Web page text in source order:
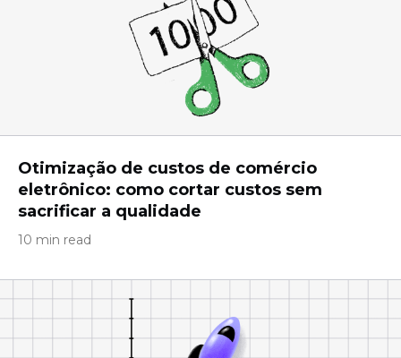
Otimização de custos de comércio
eletrônico: como cortar custos sem
sacrificar a qualidade
10 min read